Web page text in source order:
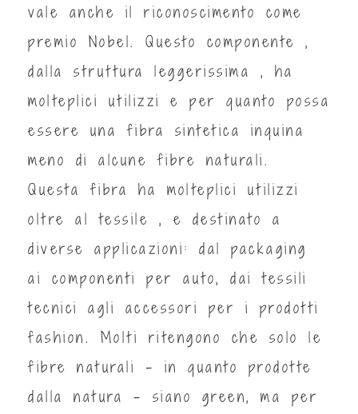
vale anche il riconoscimento come
premio Nobel. Questo componente ,
dalla struttura leggerissima , ha
molteplici utilizzi e per quanto possa
essere una fibra sintetica inquina
meno di alcune fibre naturali.
Questa fibra ha molteplici utilizzi
oltre al tessile , e destinato a
diverse applicazioni: dal packaging
ai componenti per auto, dai tessili
tecnici agli accessori per i prodotti
fashion. Molti ritengono che solo le
fibre naturali – in quanto prodotte
dalla natura – siano green, ma per